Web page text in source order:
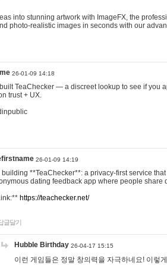
into stunning artwork with ImageFX, the
photo-realistic images in seconds with our
26-01-09 14:18
TeaChecker — a discreet lookup to see if you
trust + UX.
26-01-09 14:19
building **TeaChecker**: a privacy-first service
dating feedback app where people share
https://teachecker.net/
글달기
Hubble Birthday 26-04-17 15:15
이런 게임들은 정말 창의력을 자극하네요! 이렇